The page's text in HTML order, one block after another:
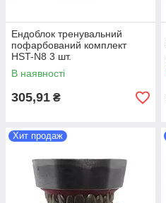
Ендоблок тренувальний
пофарбований комплект
HST-N8 3 шт.
В наявності
305,91 ₴
Хит продаж